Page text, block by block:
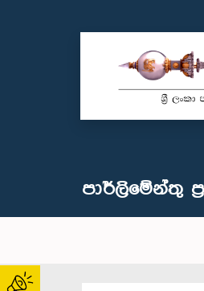
පාර්ලි‌මේන්තු‌